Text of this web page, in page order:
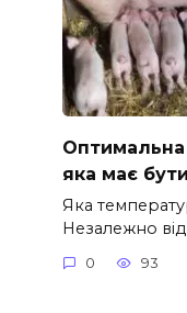
Оптимальна
яка має
Яка
Незалежно
0 93